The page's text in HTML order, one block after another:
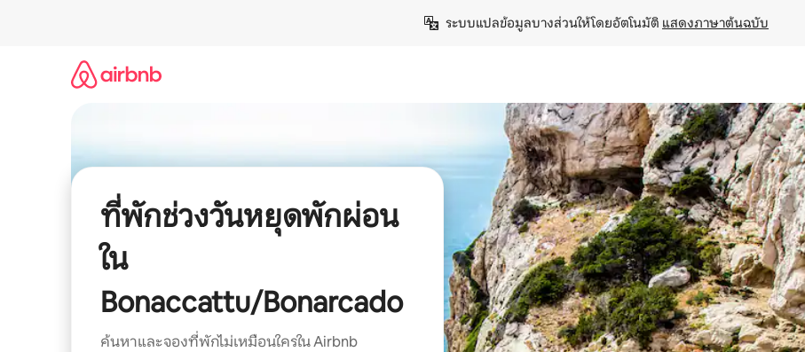
ระบบแปลข้อมูลบางส่วนให้โดยอัตโนมัติ แสดงภาษาต้นฉบับ
ที่พักช่วงวันหยุดพักผ่อน
ใน
Bonaccattu/Bonarcado
ค้นหาและจองที่พักไม่เหมือนใครใน Airbnb